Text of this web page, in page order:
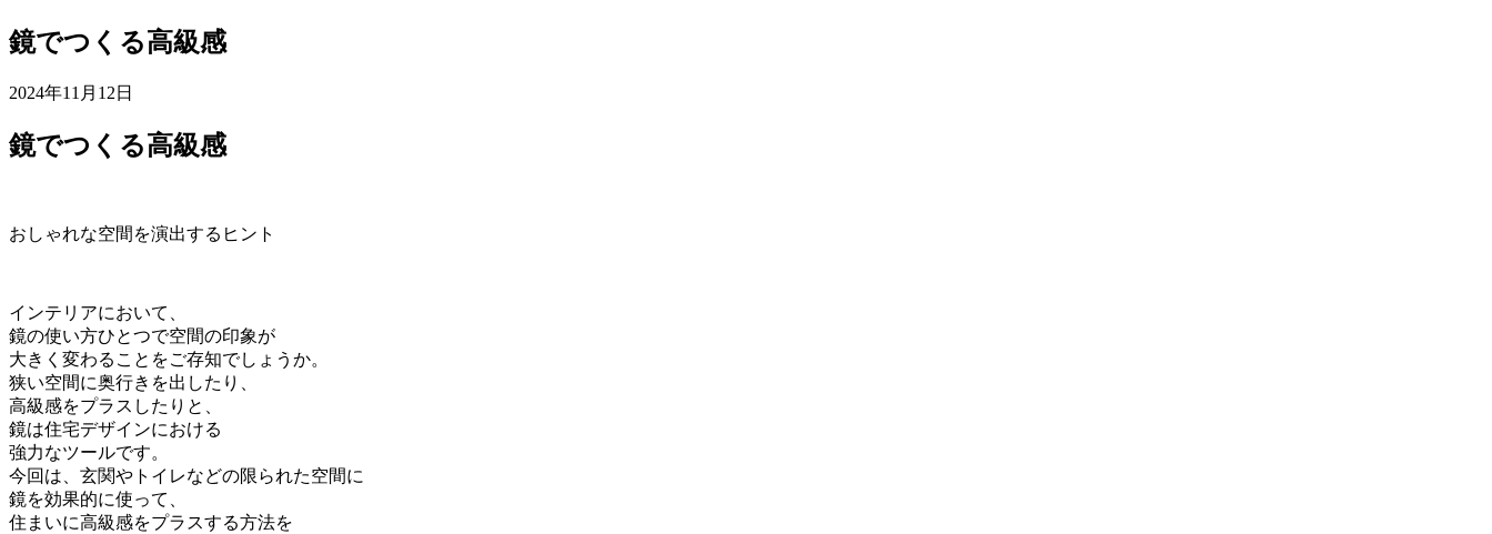
鏡でつくる高級感
2024年11月12日
鏡でつくる高級感
おしゃれな空間を演出するヒント
インテリアにおいて、
鏡の使い方ひとつで空間の印象が
大きく変わることをご存知でしょうか。
狭い空間に奥行きを出したり、
高級感をプラスしたりと、
鏡は住宅デザインにおける
強力なツールです。
今回は、玄関やトイレなどの限られた空間に
鏡を効果的に使って、
住まいに高級感をプラスする方法を